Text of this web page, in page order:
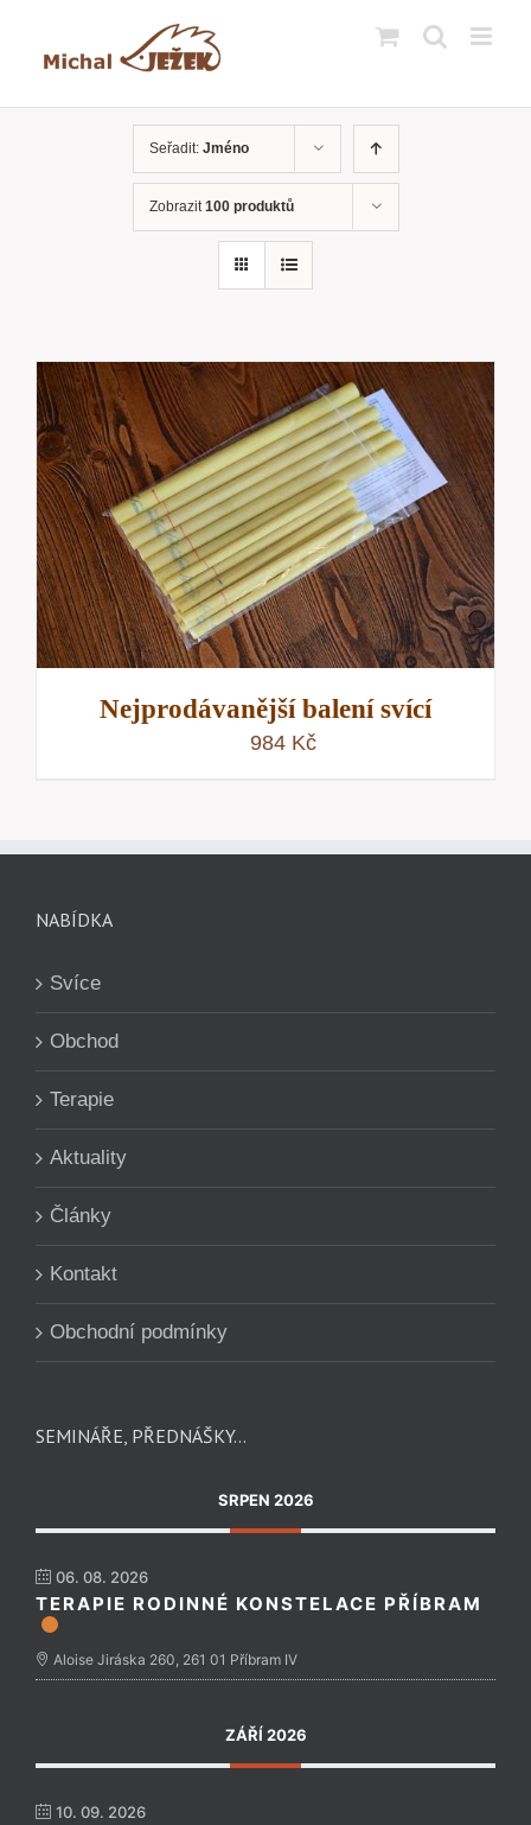
Seřadit: Jméno
Zobrazit100 produktů
Nejprodávanější balení svící
984 Kč
NABÍDKA
Svíce
Obchod
Terapie
Aktuality
Články
Kontakt
Obchodní podmínky
SEMINÁŘE, PŘEDNÁŠKY…
SRPEN 2026
06. 08. 2026
TERAPIE RODINNÉ KONSTELACE PŘÍBRAM
Aloise Jiráska 260, 261 01 Příbram IV
ZÁŘÍ 2026
10. 09. 2026